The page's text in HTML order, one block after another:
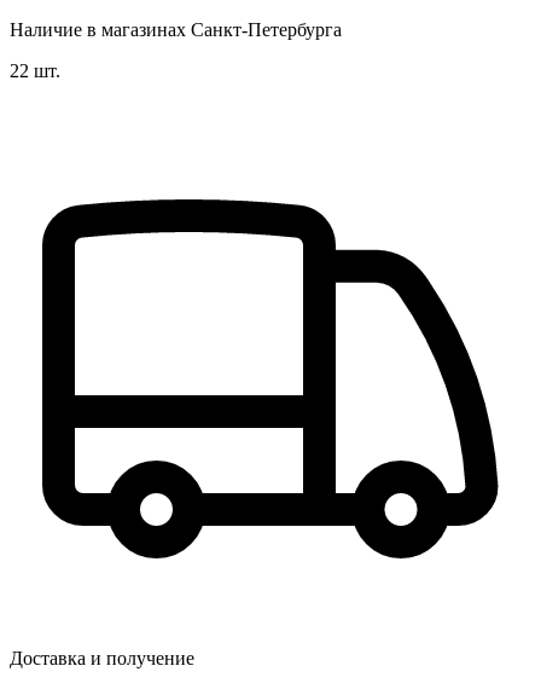
Наличие в магазинах Санкт-Петербурга
22 шт.
Доставка и получение